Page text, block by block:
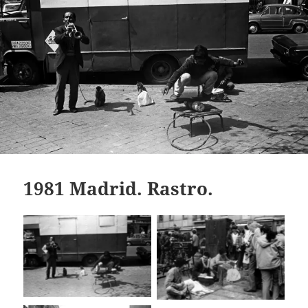
1981 Madrid. Rastro.
Rastro Madrid 1981 Rastro Madrid 1981